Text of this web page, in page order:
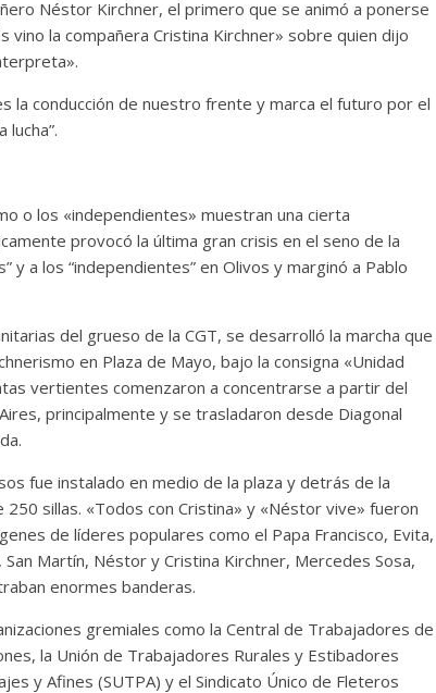
Néstor Kirchner, el primero que se animó a ponerse
la compañera Cristina Kirchner» sobre quien dijo
la conducción de nuestro frente y marca el futuro por el
o los «independientes» muestran una cierta
provocó la última gran crisis en el seno de la
y a los “independientes” en Olivos y marginó a Pablo
del grueso de la CGT, se desarrolló la marcha que
en Plaza de Mayo, bajo la consigna «Unidad
vertientes comenzaron a concentrarse a partir del
principalmente y se trasladaron desde Diagonal
fue instalado en medio de la plaza y detrás de la
sillas. «Todos con Cristina» y «Néstor vive» fueron
de líderes populares como el Papa Francisco, Evita,
Martín, Néstor y Cristina Kirchner, Mercedes Sosa,
enormes banderas.
gremiales como la Central de Trabajadores de
la Unión de Trabajadores Rurales y Estibadores
y Afines (SUTPA) y el Sindicato Único de Fleteros